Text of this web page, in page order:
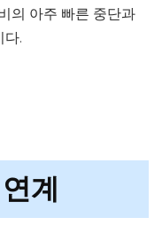
의 아주 빠른 중단과
다.
연계